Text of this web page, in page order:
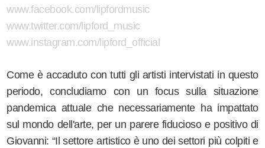
www.facebook.com/lipfordmusic
www.twitter.com/lipford_music
www.instagram.com/lipford_official
Come è accaduto con tutti gli artisti intervistati in questo
periodo, concludiamo con un focus sulla situazione
pandemica attuale che necessariamente ha impattato
sul mondo dell'arte, per un parere fiducioso e positivo di
Giovanni: “Il settore artistico è uno dei settori più colpiti e